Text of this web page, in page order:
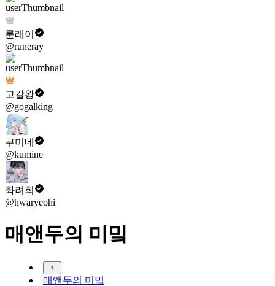
룬레이
@runeray
고갈왕
@gogalking
쿠미네
@kumine
화려희
@hwaryeohi
매앤두의 미밐
매앤두의 미밐